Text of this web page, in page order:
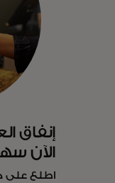
إنفاق
الآن
اطلع